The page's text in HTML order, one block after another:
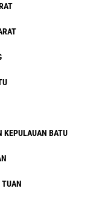
KEPULAUAN BATU
TUAN